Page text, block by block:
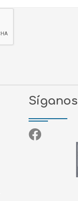
Síganos